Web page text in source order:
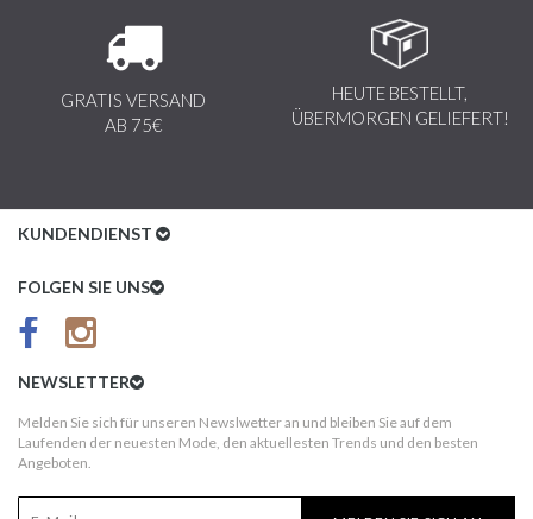
GRATIS VERSAND
AB 75€
HEUTE BESTELLT,
ÜBERMORGEN GELIEFERT!
KUNDENDIENST
Kundenservice
AGB
Kundeninformationen
FOLGEN SIE UNS
NEWSLETTER
Melden Sie sich für unseren Newslwetter an und bleiben Sie auf dem
Laufenden der neuesten Mode, den aktuellesten Trends und den besten
Angeboten.